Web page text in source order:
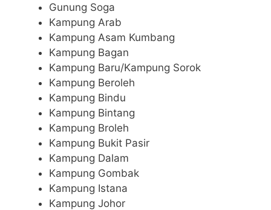
Gunung Soga
Kampung Arab
Kampung Asam Kumbang
Kampung Bagan
Kampung Baru/Kampung Sorok
Kampung Beroleh
Kampung Bindu
Kampung Bintang
Kampung Broleh
Kampung Bukit Pasir
Kampung Dalam
Kampung Gombak
Kampung Istana
Kampung Johor